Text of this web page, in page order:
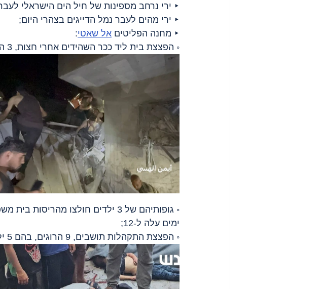
‣ ירי נרחב מספינות של חיל הים הישראלי
‣ ירי מהים לעבר נמל הדייגים בצהרי היום;
‣ מחנה הפליטים אל שאטי:
◦ הפצצת בית ליד ככר השהידים אחרי חצות, 3 הרוגים ומספר פצועים;
◦ גופותיהם של 3 ילדים חולצו
ימים עלה ל-12;
◦ הפצצת התקהלות תושבים, 9 הרוגים, בהם 5 ילדים, ויותר מ-25 פצועים.